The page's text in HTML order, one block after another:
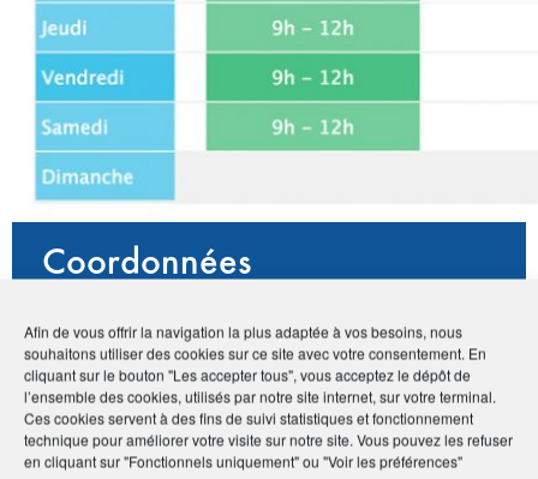
Afin de vous offrir la navigation la plus adaptée à vos besoins, nous
souhaitons utiliser des cookies sur ce site avec votre consentement. En
cliquant sur le bouton "Les accepter tous", vous acceptez le dépôt de
l’ensemble des cookies, utilisés par notre site internet, sur votre terminal.
Ces cookies servent à des fins de suivi statistiques et fonctionnement
technique pour améliorer votre visite sur notre site. Vous pouvez les refuser
en cliquant sur "Fonctionnels uniquement" ou "Voir les préférences"
Coordonnées
•03 83 24 19 88
Publié le :27 novembre 2020